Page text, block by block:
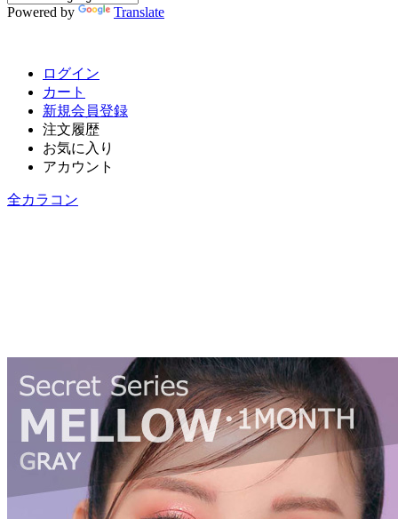
Powered by Translate
ログイン
カート
新規会員登録
注文履歴
お気に入り
アカウント
全カラコン